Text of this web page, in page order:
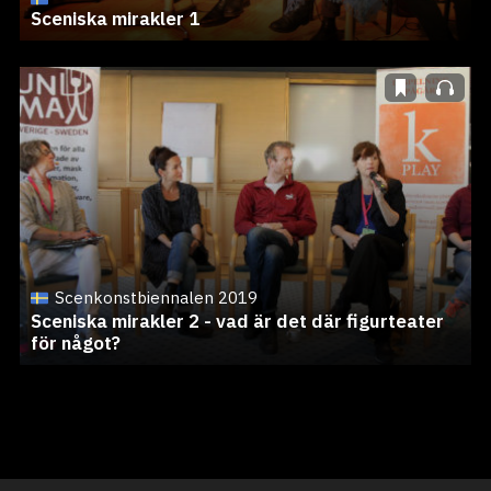
Sceniska mirakler 1
Scenkonstbiennalen 2019
Sceniska mirakler 2 - vad är det där figurteater
för något?